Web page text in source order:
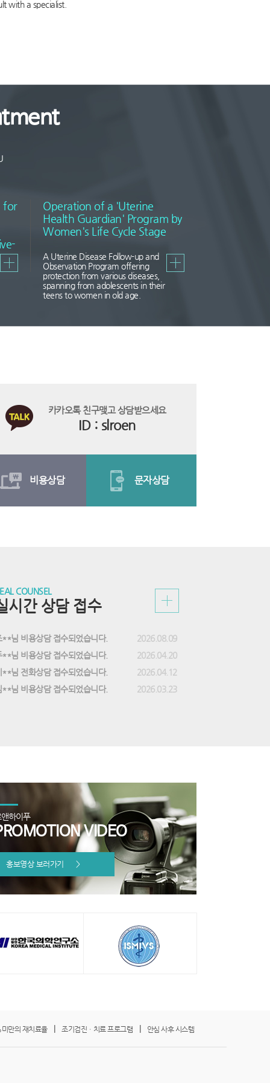
with a specialist.
for
Operation of a 'Uterine
Health Guardian' Program by
Women's Life Cycle Stage
A Uterine Disease Follow-up and
Observation Program offering
protection from various diseases,
spanning from adolescents in their
teens to women in old age.
카카오톡 친구맺고 상담받으세요
ID : slroen
비용상담 문자상담
COUNSEL
시간 상담 접수
**님 비용상담 접수되었습니다.
2026.08.09
**님 비용상담 접수되었습니다.
2026.04.20
**님 전화상담 접수되었습니다.
2026.04.12
**님 비용상담 접수되었습니다.
2026.03.23
하이푸
VIDEO
홍보영상 보러가기 >
만의 재치료율| 조기검진ㆍ치료 프로그램 안심 사후 시스템